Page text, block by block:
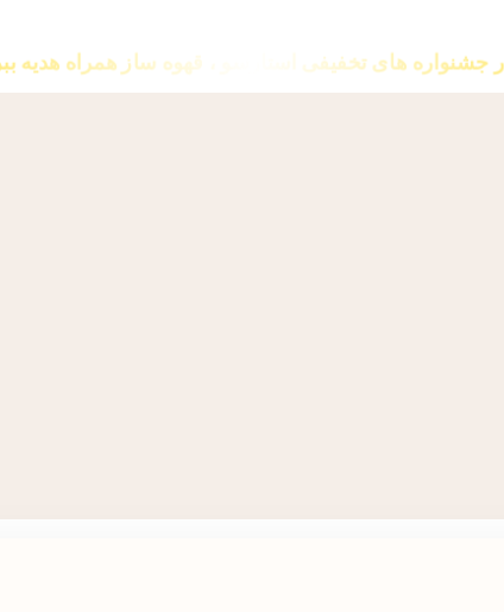
در جشنواره های تخفیفی استارسو ، قهوه ساز همراه هدیه ببر!